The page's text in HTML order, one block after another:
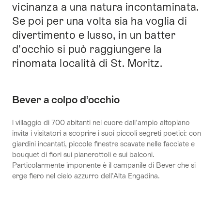
di
questo
sito.
vicinanza a una natura incontaminata.
Se poi per una volta sia ha voglia di
divertimento e lusso, in un batter
d'occhio si può raggiungere la
rinomata località di St. Moritz.
Bever a colpo d’occhio
l villaggio di 700 abitanti nel cuore dall'ampio altopiano
invita i visitatori a scoprire i suoi piccoli segreti poetici: con
giardini incantati, piccole finestre scavate nelle facciate e
bouquet di fiori sui pianerottoli e sui balconi.
Particolarmente imponente è il campanile di Bever che si
erge fiero nel cielo azzurro dell'Alta Engadina.